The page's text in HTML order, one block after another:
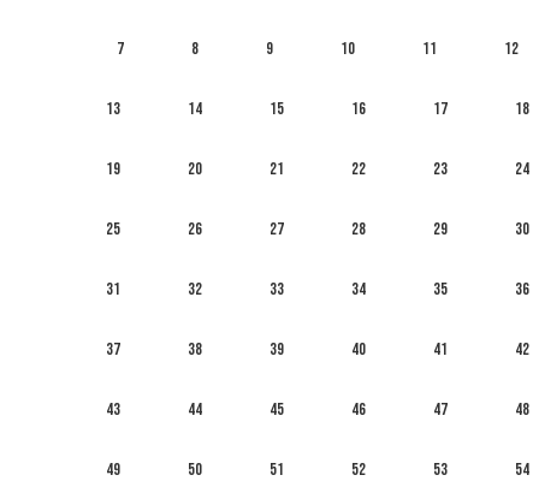
7 8 9 10 11 12
13 14 15 16 17 18
19 20 21 22 23 24
25 26 27 28 29 30
31 32 33 34 35 36
37 38 39 40 41 42
43 44 45 46 47 48
49 50 51 52 53 54